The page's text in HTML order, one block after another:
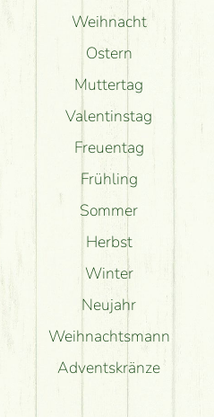
Weihnacht
Ostern
Muttertag
Valentinstag
Freuentag
Frühling
Sommer
Herbst
Winter
Neujahr
Weihnachtsmann
Adventskränze